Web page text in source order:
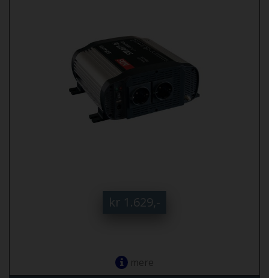
kr 1.629,-
mere